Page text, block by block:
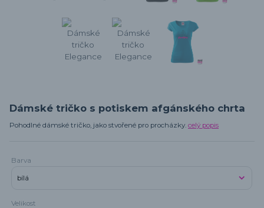
Dámské tričko s potiskem afgánského chrta
Pohodlné dámské tričko, jako stvořené pro procházky. celý popis
Barva
Velikost